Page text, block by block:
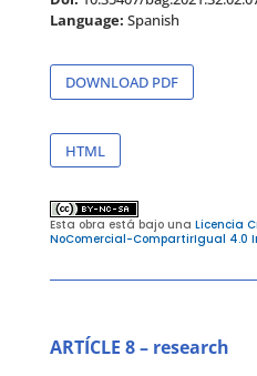
Language: Spanish
DOWNLOAD PDF
HTML
Esta obra está bajo una Licencia
NoComercial-CompartirIgual 4.0
ARTÍCLE 8 – research